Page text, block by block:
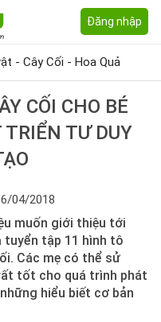
Đăng nhập
- Cây Cối - Hoa Quả
CỐI CHO BÉ
TƯ DUY
04/2018
muốn giới thiệu tới
tập 11 hình tô
Các mẹ có thể sử
tốt cho quá trình phát
hiểu biết cơ bản